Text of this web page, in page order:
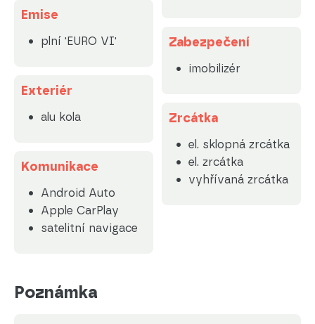
Emise
plní 'EURO VI'
Exteriér
alu kola
Komunikace
Android Auto
Apple CarPlay
satelitní navigace
Zabezpečení
imobilizér
Zrcátka
el. sklopná zrcátka
el. zrcátka
vyhřívaná zrcátka
Poznámka